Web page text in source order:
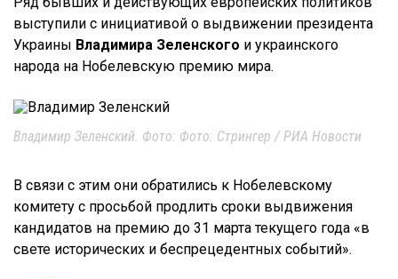
выступили с инициативой о выдвижении президента
Украины Владимира Зеленского и украинского
народа на Нобелевскую премию мира.
Владимир Зеленский. Фото: Фото: Стрингер / РИА Новости
В связи с этим они обратились к Нобелевскому
комитету с просьбой продлить сроки выдвижения
кандидатов на премию до 31 марта текущего года «в
свете исторических и беспрецедентных событий».